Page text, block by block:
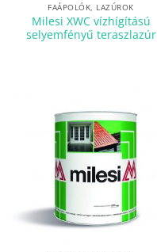
FAÁPOLÓK, LAZÚROK
Milesi XWC vízhígítású
selyemfényű teraszlazúr